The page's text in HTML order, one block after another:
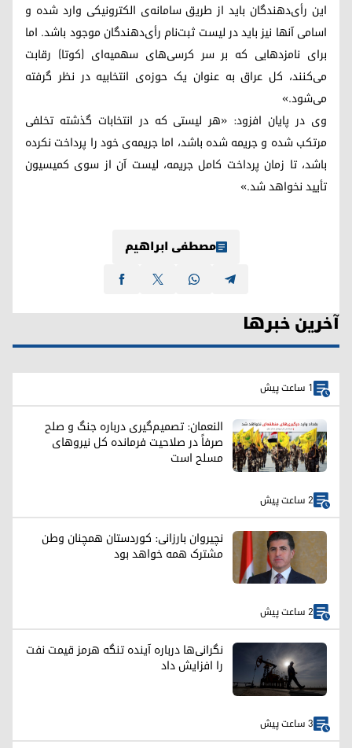
این رأی‌دهندگان باید از طریق سامانه‌ی الکترونیکی وارد شده و
اسامی آنها نیز باید در لیست ثبت‌نام رأی‌دهندگان موجود باشد. اما
برای نامزدهایی که بر سر کرسی‌های سهمیه‌ای (کوتا) رقابت
می‌کنند، کل عراق به عنوان یک حوزه‌ی انتخابیه در نظر گرفته
می‌شود.»
وی در پایان افزود: «هر لیستی که در انتخابات گذشته تخلفی
مرتکب شده و جریمه شده باشد، اما جریمه‌ی خود را پرداخت نکرده
باشد، تا زمان پرداخت کامل جریمه، لیست آن از سوی کمیسیون
تأیید نخواهد شد.»
مصطفی ابراهیم
آخرین خبرها
1 ساعت پیش
النعمان: تصمیم‌گیری درباره جنگ و صلح
صرفاً در صلاحیت فرمانده کل نیروهای
مسلح است
2 ساعت پیش
نچیروان بارزانی: کوردستان همچنان وطن
مشترک همه خواهد بود
2 ساعت پیش
نگرانی‌ها درباره آینده تنگه هرمز قیمت نفت
را افزایش داد
3 ساعت پیش